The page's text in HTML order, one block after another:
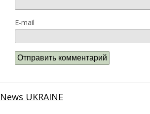
E-mail
News UKRAINE